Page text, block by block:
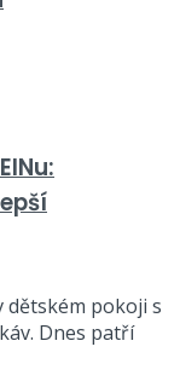
dětském pokoji s
Dnes patří